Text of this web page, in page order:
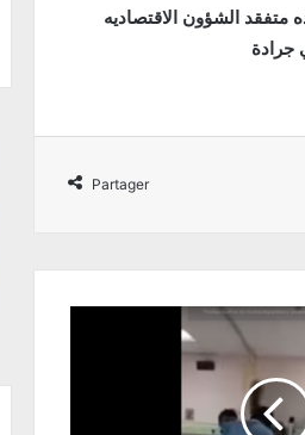
متفقد الشؤون الاقتصاديه
Partager